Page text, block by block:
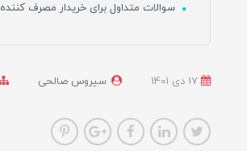
سوالات متداول برای خریدار مصرف کننده
سیروس صالحی